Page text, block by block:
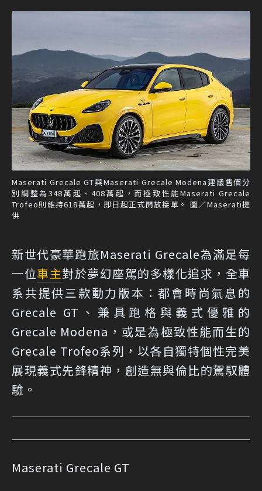
Maserati Grecale GT與Maserati Grecale Modena建議售價分
別調整為348萬起、408萬起，而極致性能Maserati Grecale
Trofeo則維持618萬起，即日起正式開放接單。 圖／Maserati提
供
新世代豪華跑旅Maserati Grecale為滿足每
一位車主對於夢幻座駕的多樣化追求，全車
系共提供三款動力版本：都會時尚氣息的
Grecale GT、兼具跑格與義式優雅的
Grecale Modena，或是為極致性能而生的
Grecale Trofeo系列，以各自獨特個性完美
展現義式先鋒精神，創造無與倫比的駕馭體
驗。
Maserati Grecale GT